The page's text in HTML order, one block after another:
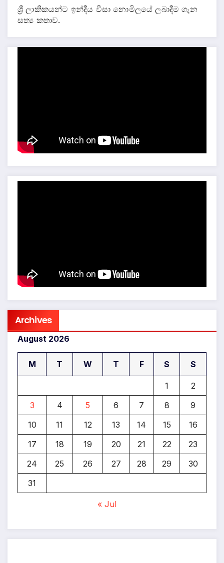
ශ්‍රී ලාකිකයන්ට ඉන්දීය වීසා නොමිලයේ ලබාදීම ගැන
සත්‍ය කතාව.
Archives
August 2026
M T W T F S S
1
2
3
4 5 6 7 8
9
10
11 12 13 14 15
16
17
18 19 20 21 22
23
24
25 26 27 28 29
30
31
« Jul